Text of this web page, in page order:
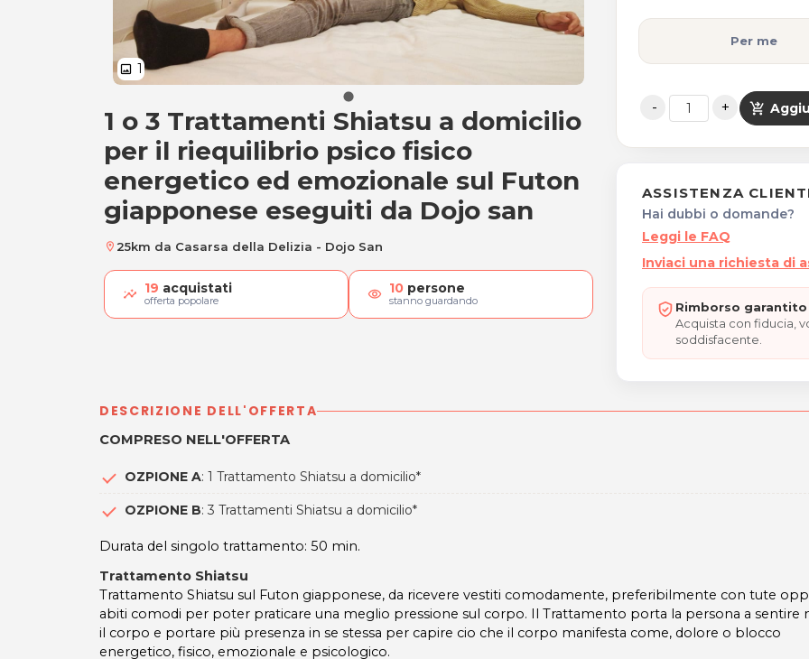
image 1
Trattamenti Shiatsu a Domicilio
1 o 3 Trattamenti Shiatsu a domicilio
per il riequilibrio psico fisico
energetico ed emozionale sul Futon
giapponese eseguiti da Dojo san
location_on 25km da Casarsa della Delizia - Dojo San
19 acquistati
offerta popolare visibility 10 persone
stanno guardando
Per me
shopping_cart_checkout
ASSISTENZA
Hai dubbi o domande?
Leggi le FAQ
Inviaci una richiesta di
Rimborso
Acquista con fiducia,
soddisfacente.
DESCRIZIONE DELL'OFFERTA
COMPRESO NELL'OFFERTA
OZPIONE A: 1 Trattamento Shiatsu a domicilio*
OZPIONE B: 3 Trattamenti Shiatsu a domicilio*
Durata del singolo trattamento: 50 min.
Trattamento Shiatsu
Trattamento Shiatsu sul Futon giapponese, da ricevere vestiti comodamente, preferibilmente con tute
abiti comodi per poter praticare una meglio pressione sul corpo. Il Trattamento porta la persona a sentire
il corpo e portare più presenza in se stessa per capire cio che il corpo manifesta come, dolore o blocco
energetico, fisico, emozionale e psicologico.